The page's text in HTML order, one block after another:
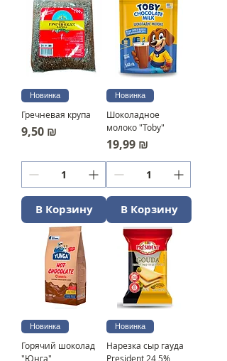
Новинка
Гречневая крупа
Цена
9,50 ₪
В Корзину
Новинка
Шоколадное
молоко "Toby"
Цена
19,99 ₪
В Корзину
Новинка
Горячий шоколад
"Юнга"
Новинка
Нарезка сыр гауда
President 24,5%,